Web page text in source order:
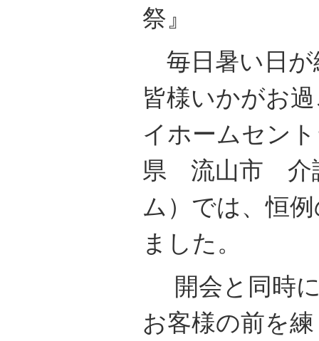
祭』
毎日暑い日
皆様いかがお
イホームセン
県 流山市 介
ム）では、恒
ました。
開会と同時
お客様の前を